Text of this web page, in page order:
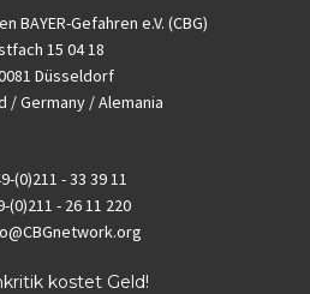
BAYER-Gefahren e.V. (CBG)
15 04 18
Düsseldorf
/ Germany / Alemania
(0)211 - 33 39 11
(0)211 - 26 11 220
kostet Geld!